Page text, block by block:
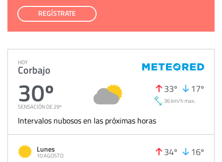
REGÍSTRATE
HOY
Corbajo
30º
SENSACIÓN DE 29º
33º 17º
36 km/h max.
Intervalos nubosos en las próximas horas
Lunes
10 AGOSTO 34º 16º